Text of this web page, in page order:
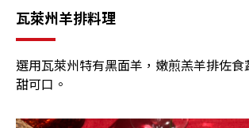
瓦萊州羊排料理
選用瓦萊州特有黑面羊，嫩煎羔羊排佐食
甜可口。